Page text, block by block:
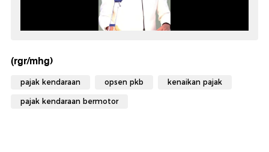
(rgr/mhg)
pajak kendaraan opsen pkb kenaikan pajak
pajak kendaraan bermotor